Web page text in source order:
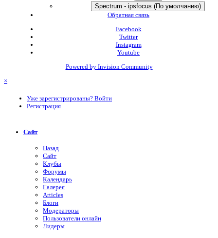
Spectrum - ipsfocus (По умолчанию)
Обратная связь
Facebook
Twitter
Instagram
Youtube
Powered by Invision Community
×
Уже зарегистрированы? Войти
Регистрация
Сайт
Назад
Сайт
Клубы
Форумы
Календарь
Галерея
Articles
Блоги
Модераторы
Пользователи онлайн
Лидеры